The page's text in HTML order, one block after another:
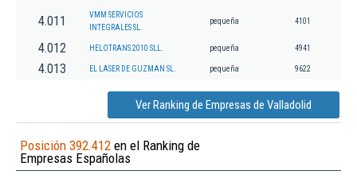
4.011
VMM SERVICIOS
INTEGRALES SL.
pequeña 4101
4.012 HELOTRANS 2010 SLL. pequeña 4941
4.013 EL LASER DE GUZMAN SL. pequeña 9622
Ver Ranking de Empresas de Valladolid
Posición 392.412 en el Ranking de
Empresas Españolas